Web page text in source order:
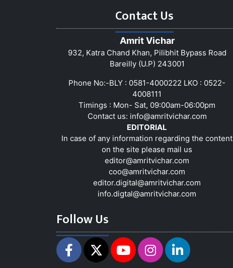
Contact Us
Amrit Vichar
932, Katra Chand Khan, Pilibhit Bypass Road
Bareilly (U.P) 243001
Phone No:-BLY : 0581-4000222 LKO : 0522-
4008111
Timings : Mon- Sat, 09:00am-06:00pm
Contact us: info@amritvichar.com
EDITORIAL
In case of any information regarding the content
on the site please mail us
editor@amritvichar.com
coo@amritvichar.com
editor.digital@amritvichar.com
info.digtal@amritvichar.com
Follow Us